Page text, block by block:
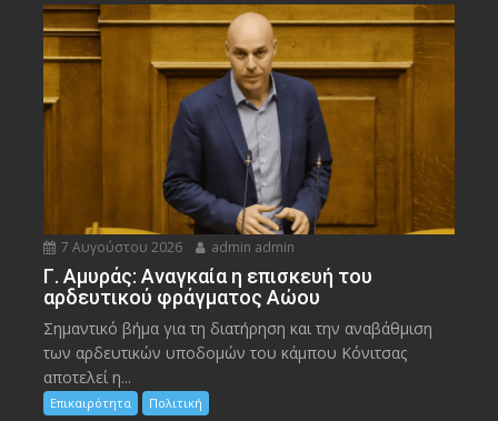
7 Αυγούστου 2026 admin admin
Γ. Αμυράς: Αναγκαία η επισκευή του
αρδευτικού φράγματος Αώου
Σημαντικό βήμα για τη διατήρηση και την αναβάθμιση
των αρδευτικών υποδομών του κάμπου Κόνιτσας
αποτελεί η...
Επικαιρότητα Πολιτική